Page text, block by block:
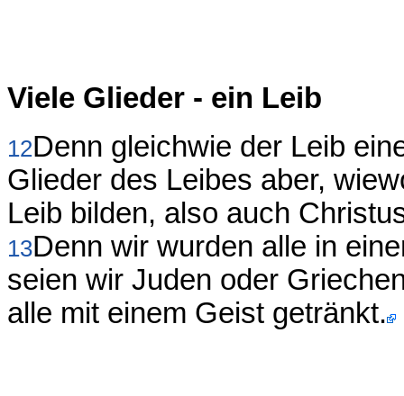
Viele Glieder - ein Leib
12Denn gleichwie der Leib
Glieder des Leibes aber,
Leib bilden, also auch
13Denn wir wurden alle in
seien wir Juden oder
alle mit einem Geist getränkt.